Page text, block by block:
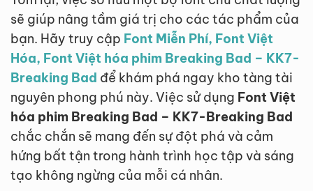
sẽ giúp nâng tầm giá trị cho các tác phẩm của
bạn. Hãy truy cập Font Miễn Phí, Font Việt
Hóa, Font Việt hóa phim Breaking Bad – KK7-
Breaking Bad để khám phá ngay kho tàng tài
nguyên phong phú này. Việc sử dụng Font Việt
hóa phim Breaking Bad – KK7-Breaking Bad
chắc chắn sẽ mang đến sự đột phá và cảm
hứng bất tận trong hành trình học tập và sáng
tạo không ngừng của mỗi cá nhân.